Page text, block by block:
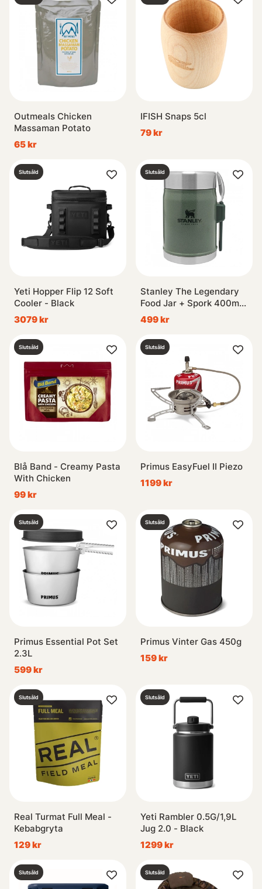
Outmeals Chicken
Massaman Potato
65 kr
IFISH Snaps 5cl
79 kr
Slutsåld
Yeti Hopper Flip 12 Soft
Cooler - Black
3079 kr
Slutsåld
Stanley The Legendary
Food Jar + Spork 400ml -
Hammertone Green
499 kr
Slutsåld
Blå Band - Creamy Pasta
With Chicken
99 kr
Slutsåld
Primus EasyFuel II Piezo
1199 kr
Slutsåld
Primus Essential Pot Set
2.3L
599 kr
Slutsåld
Primus Vinter Gas 450g
159 kr
Slutsåld
Real Turmat Full Meal -
Kebabgryta
129 kr
Slutsåld
Yeti Rambler 0.5G/1,9L
Jug 2.0 - Black
1299 kr
Slutsåld Slutsåld